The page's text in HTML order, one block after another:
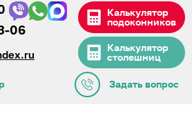
06
Калькулятор
столешниц
Калькулятор
подоконников
Задать вопрос